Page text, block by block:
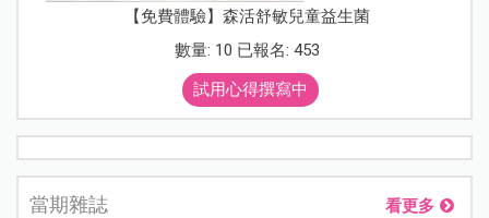
【免費體驗】森活舒敏兒童益生菌
數量: 10 已報名: 453
試用心得撰寫中
當期雜誌 看更多